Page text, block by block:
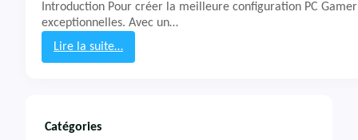
Introduction Pour créer la meilleure configuration PC
exceptionnelles. Avec un…
Lire la suite…
:
Catégories